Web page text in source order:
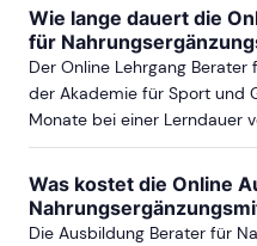
Wie lange dauert die
für
Der Online Lehrgang
der Akademie für Sport und
Monate bei einer Lerndauer
Was kostet die Online
Die Ausbildung Berater für